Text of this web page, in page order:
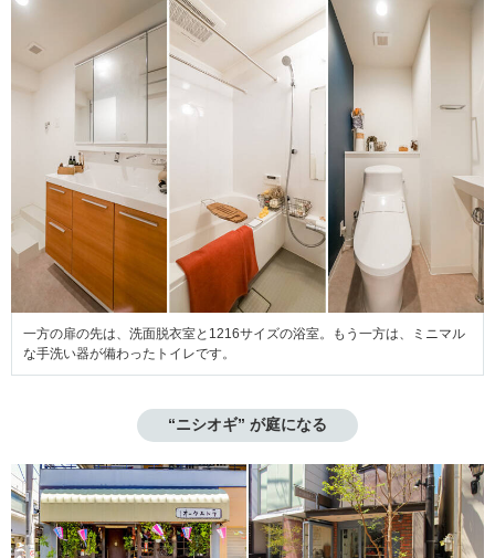
一方の扉の先は、洗面脱衣室と1216サイズの浴室。もう一方は、ミニマル
な手洗い器が備わったトイレです。
“ニシオギ” が庭になる